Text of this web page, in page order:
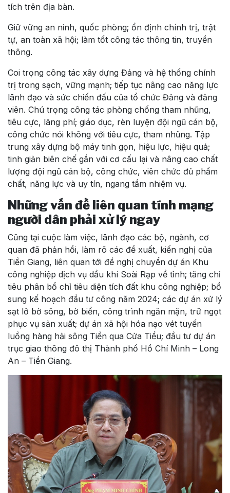
tích trên địa bàn.
Giữ vững an ninh, quốc phòng; ổn định chính trị, trật
tự, an toàn xã hội; làm tốt công tác thông tin, truyền
thông.
Coi trọng công tác xây dựng Đảng và hệ thống chính
trị trong sạch, vững mạnh; tiếp tục nâng cao năng lực
lãnh đạo và sức chiến đấu của tổ chức Đảng và đảng
viên. Chú trọng công tác phòng chống tham nhũng,
tiêu cực, lãng phí; giáo dục, rèn luyện đội ngũ cán bộ,
công chức nói không với tiêu cực, tham nhũng. Tập
trung xây dựng bộ máy tinh gọn, hiệu lực, hiệu quả;
tinh giản biên chế gắn với cơ cấu lại và nâng cao chất
lượng đội ngũ cán bộ, công chức, viên chức đủ phẩm
chất, năng lực và uy tín, ngang tầm nhiệm vụ.
Những vấn đề liên quan tính mạng
người dân phải xử lý ngay
Cũng tại cuộc làm việc, lãnh đạo các bộ, ngành, cơ
quan đã phản hồi, làm rõ các đề xuất, kiến nghị của
Tiền Giang, liên quan tới đề nghị chuyển dự án Khu
công nghiệp dịch vụ dầu khí Soài Rạp về tỉnh; tăng chỉ
tiêu phân bổ chỉ tiêu diện tích đất khu công nghiệp; bổ
sung kế hoạch đầu tư công năm 2024; các dự án xử lý
sạt lở bờ sông, bờ biển, công trình ngăn mặn, trữ ngọt
phục vụ sản xuất; dự án xã hội hóa nạo vét tuyến
luồng hàng hải sông Tiền qua Cửa Tiểu; đầu tư dự án
trục giao thông đô thị Thành phố Hồ Chí Minh – Long
An – Tiền Giang.